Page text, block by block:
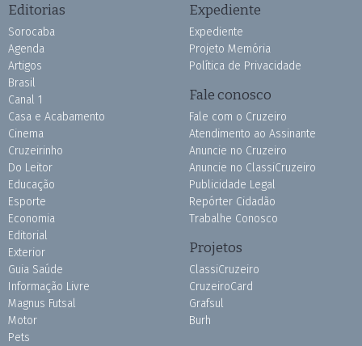
Editorias
Sorocaba
Agenda
Artigos
Brasil
Canal 1
Casa e Acabamento
Cinema
Cruzeirinho
Do Leitor
Educação
Esporte
Economia
Editorial
Exterior
Guia Saúde
Informação Livre
Magnus Futsal
Motor
Pets
Expediente
Expediente
Projeto Memória
Política de Privacidade
Fale conosco
Fale com o Cruzeiro
Atendimento ao Assinante
Anuncie no Cruzeiro
Anuncie no ClassiCruzeiro
Publicidade Legal
Repórter Cidadão
Trabalhe Conosco
Projetos
ClassiCruzeiro
CruzeiroCard
Grafsul
Burh